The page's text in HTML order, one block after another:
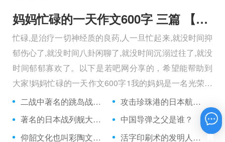
妈妈忙碌的一天作文600字 三篇 【600字】
忙碌,是治疗一切神经质的良药,人一旦忙起来,就没时间抑
郁伤心了,就没时间八卦闲聊了,就没时间沉溺过往了,就没
时间郁郁寡欢了。以下是若吧网分享的，希望能帮助到
大家!妈妈忙碌的一天作文600字1我的妈妈是一名光荣的
人民警察，她总有做不完的事情。
二战中著名的跳岛战术是谁发明的?
攻击珍珠港的日本航母有几艘:
著名的日本战列舰大和级一共开工了几艘?
中国导弹之父是谁？
仰韶文化也叫彩陶文化。
活字印刷术的发明人毕升用来制作活字的材料是：